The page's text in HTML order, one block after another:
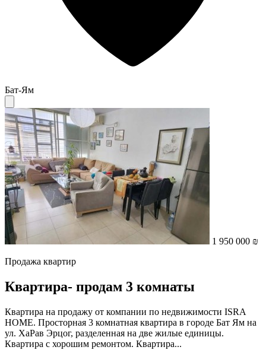
Бат-Ям
1 950 000 ₪
Продажа квартир
Квартира- продам 3 комнаты
Квартира на продажу от компании по недвижимости ISRA
HOME. Просторная 3 комнатная квартира в городе Бат Ям на
ул. ХаРав Эрцог, разделенная на две жилые единицы.
Квартира с хорошим ремонтом. Квартира...